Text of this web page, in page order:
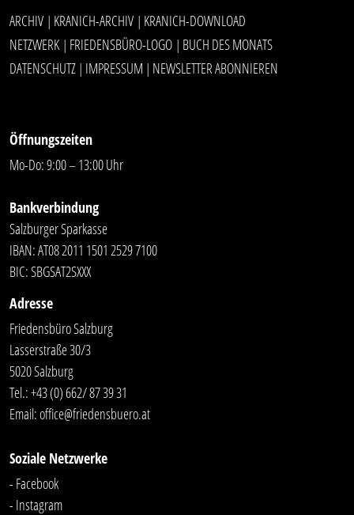
ARCHIV | KRANICH-ARCHIV | KRANICH-DOWNLOAD
NETZWERK | FRIEDENSBÜRO-LOGO | BUCH DES MONATS
DATENSCHUTZ | IMPRESSUM | NEWSLETTER ABONNIEREN
Öffnungszeiten
Mo-Do: 9:00 – 13:00 Uhr
Bankverbindung
Salzburger Sparkasse
IBAN: AT08 2011 1501 2529 7100
BIC: SBGSAT2SXXX
Adresse
Friedensbüro Salzburg
Lasserstraße 30/3
5020 Salzburg
Tel.:+43 (0) 662/ 87 39 31
Email:office@friedensbuero.at
Soziale Netzwerke
- Facebook
- Instagram